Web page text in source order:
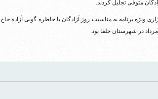
متوفی تجلیل کردند.
ویژه برنامه به مناسبت روز آزادگان با خاطره گویی آزاده حاج